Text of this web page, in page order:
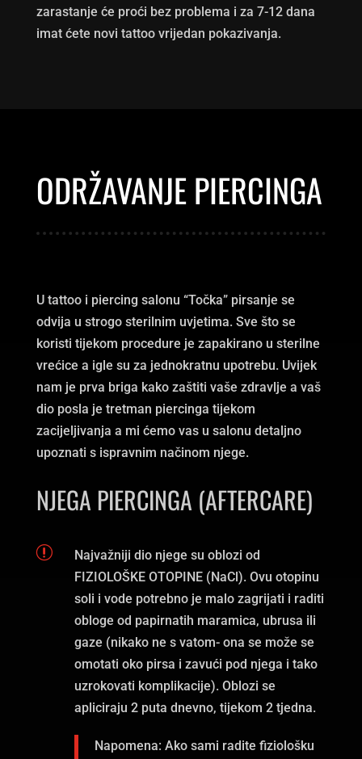
zarastanje će proći bez problema i za 7-12 dana
imat ćete novi tattoo vrijedan pokazivanja.
ODRŽAVANJE PIERCINGA
U tattoo i piercing salonu “Točka” pirsanje se
odvija u strogo sterilnim uvjetima. Sve što se
koristi tijekom procedure je zapakirano u sterilne
vrećice a igle su za jednokratnu upotrebu. Uvijek
nam je prva briga kako zaštiti vaše zdravlje a vaš
dio posla je tretman piercinga tijekom
zacijeljivanja a mi ćemo vas u salonu detaljno
upoznati s ispravnim načinom njege.
NJEGA PIERCINGA (AFTERCARE)
r
Najvažniji dio njege su oblozi od
FIZIOLOŠKE OTOPINE (NaCl). Ovu otopinu
soli i vode potrebno je malo zagrijati i raditi
obloge od papirnatih maramica, ubrusa ili
gaze (nikako ne s vatom- ona se može se
omotati oko pirsa i zavući pod njega i tako
uzrokovati komplikacije). Oblozi se
apliciraju 2 puta dnevno, tijekom 2 tjedna.
Napomena: Ako sami radite fiziološku